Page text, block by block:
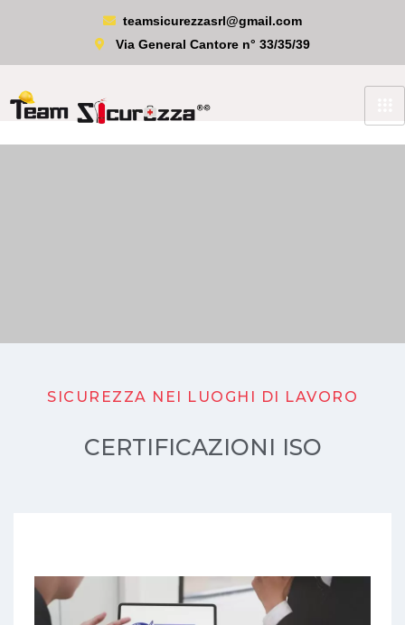
teamsicurezzasrl@gmail.com
Via General Cantore n° 33/35/39
SICUREZZA NEI LUOGHI DI LAVORO
CERTIFICAZIONI ISO